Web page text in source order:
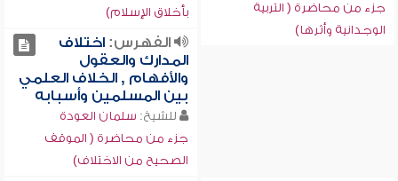
جزء من محاضرة ( التربية
الوجدانية وأثرها)
بأخلاق الإسلام)
الفهرس:اختلاف
المدارك والعقول
والأفهام , الخلاف العلمي
بين المسلمين وأسبابه
للشيخ: سلمان العودة
جزء من محاضرة ( الموقف
الصحيح من الاختلاف)